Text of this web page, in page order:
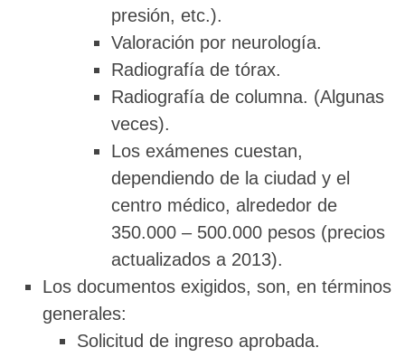
presión, etc.).
Valoración por neurología.
Radiografía de tórax.
Radiografía de columna. (Algunas
veces).
Los exámenes cuestan,
dependiendo de la ciudad y el
centro médico, alrededor de
350.000 – 500.000 pesos (precios
actualizados a 2013).
Los documentos exigidos, son, en términos
generales:
Solicitud de ingreso aprobada.